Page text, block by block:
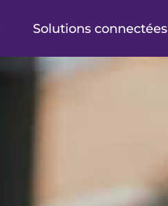
Solutions connectées